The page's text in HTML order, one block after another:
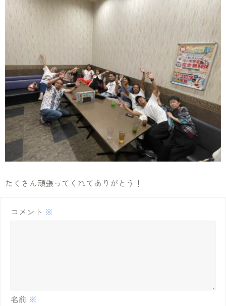
たくさん頑張ってくれてありがとう！
コメント ※
名前 ※